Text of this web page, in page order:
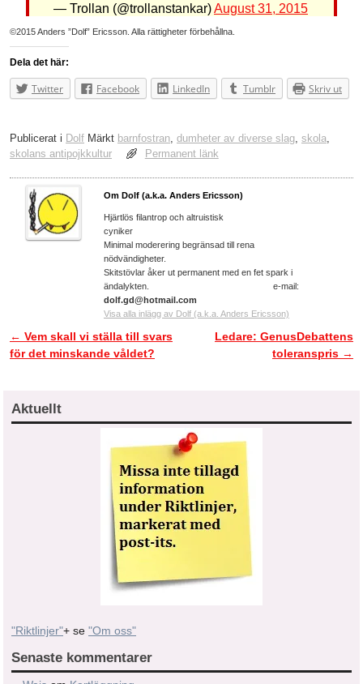
— Trollan (@trollanstankar)August 31, 2015
©2015 Anders ”Dolf” Ericsson. Alla rättigheter förbehållna.
Dela det här:
Twitter Facebook LinkedIn Tumblr Skriv ut
Publicerat i Dolf Märkt barnfostran dumheter av diverse slag skola
skolans antipojkkultur
Permanent länk
Om Dolf (a.k.a. Anders Ericsson)
Hjärtlös filantrop och altruistisk
cyniker
Minimal moderering begränsad till rena
nödvändigheter.
Skitstövlar åker ut permanent med en fet spark i
ändalykten. e-mail:
dolf.gd@hotmail.com
Visa alla inlägg av Dolf (a.k.a. Anders Ericsson)
Inläggsnavigering
← Vem skall vi ställa till svars
för det minskande våldet?
Ledare: GenusDebattens
toleranspris →
Aktuellt
"Riktlinjer"+ se "Om oss"
Senaste kommentarer